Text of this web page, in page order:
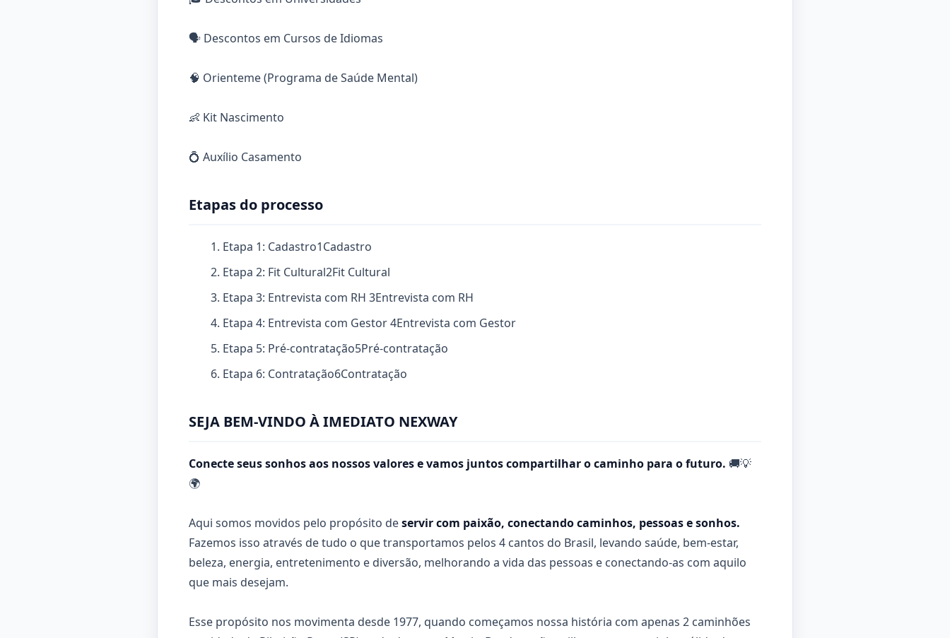
🗣️ Descontos em Cursos de Idiomas
🧠 Orienteme (Programa de Saúde Mental)
👶 Kit Nascimento
💍 Auxílio Casamento
Etapas do processo
Etapa 1: Cadastro1Cadastro
Etapa 2: Fit Cultural2Fit Cultural
Etapa 3: Entrevista com RH 3Entrevista com RH
Etapa 4: Entrevista com Gestor4Entrevista com Gestor
Etapa 5: Pré-contratação5Pré-contratação
Etapa 6: Contratação6Contratação
SEJA BEM-VINDO À IMEDIATO NEXWAY
Conecte seus sonhos aos nossos valores e vamos juntos compartilhar o caminho para o futuro. 🚚💡
🌍
Aqui somos movidos pelo propósito deservir com paixão, conectando caminhos, pessoas e sonhos.
Fazemos isso através de tudo o que transportamos pelos 4 cantos do Brasil, levando saúde, bem-estar,
beleza, energia, entretenimento e diversão, melhorando a vida das pessoas e conectando-as com aquilo
que mais desejam.
Esse propósito nos movimenta desde 1977, quando começamos nossa história com apenas 2 caminhões